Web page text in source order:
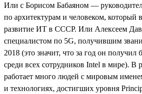
Или с Борисом Бабаяном —
по архитектурам и человеком, который
развитие ИТ в СССР. Или Алексеем
специалистом по 5G, получившим
2018 (это значит, что за год он получил
среди всех сотрудников Intel в мире). В
работает много людей с мировым
и технологиях, достигших уровня